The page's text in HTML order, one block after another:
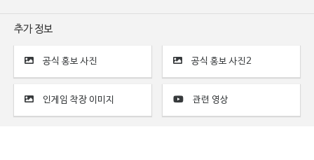
추가 정보
공식 홍보 사진 공식 홍보 사진2
인게임 착장 이미지 관련 영상